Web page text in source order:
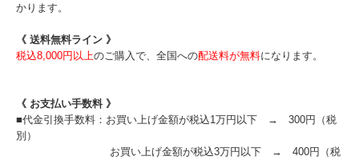
かります。
《 送料無料ライン 》
税込8,000円以上のご購入で、全国への配送料が無料になります。
《 お支払い手数料 》
■代金引換手数料：お買い上げ金額が税込1万円以下 → 300円（税
別）
お買い上げ金額が税込3万円以下 → 400円（税